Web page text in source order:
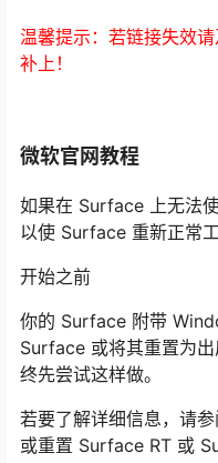
温馨提示：若链接失效
补上！
微软官网教程
如果在 Surface 上无法
以使 Surface 重新正常工
开始之前
你的 Surface 附带
Surface 或将其重置为
终先尝试这样做。
若要了解详细信息，请
或重置 Surface RT 或